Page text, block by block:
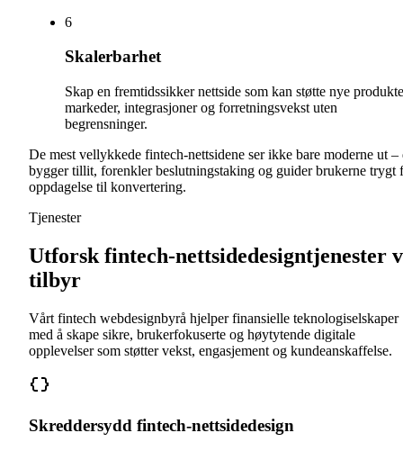
6
Skalerbarhet
Skap en fremtidssikker nettside som kan støtte nye
markeder, integrasjoner og forretningsvekst uten
begrensninger.
De mest vellykkede fintech-nettsidene ser ikke bare moderne ut –
bygger tillit, forenkler beslutningstaking og guider brukerne trygt
oppdagelse til konvertering.
Tjenester
Utforsk fintech-nettsidedesigntjenester
tilbyr
Vårt fintech webdesignbyrå hjelper finansielle teknologiselskaper
med å skape sikre, brukerfokuserte og høytytende digitale
opplevelser som støtter vekst, engasjement og kundeanskaffelse.
Skreddersydd fintech-nettsidedesign